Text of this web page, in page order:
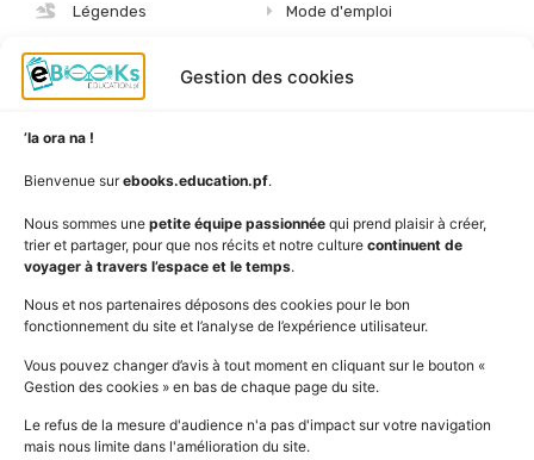
Gestion des cookies
’Ia ora na !
Bienvenue surebooks.education.pf.
Nous sommes une petite équipe passionnée qui prend plaisir à créer,
trier et partager, pour que nos récits et notre culture continuent de
voyager à travers l’espace et le temps.
Nous et nos partenaires déposons des cookies pour le bon
fonctionnement du site et l’analyse de l’expérience utilisateur.
Vous pouvez changer d’avis à tout moment en cliquant sur le bouton «
Gestion des cookies » en bas de chaque page du site.
Le refus de la mesure d'audience n'a pas d'impact sur votre navigation
mais nous limite dans l'amélioration du site.
Légendes
Albums
Langues
Niveaux
AudioBooks
Outils
Vidéos
Mode d'emploi
Mentions légales
www.education.pf
SUIVEZ L'ACTUALITÉ DE L'ÉDUCATION